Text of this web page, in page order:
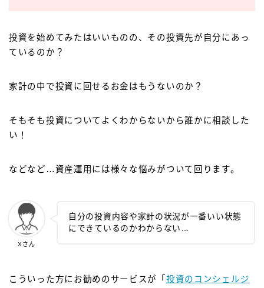
投資を始めてみたはいいものの、その投資先が自分にあっ
ているのか？
家計の中で投資に回せるお金はもうないのか？
そもそも投資についてよくわからないから誰かに相談した
い！
などなど…資産運用には様々な悩みがついて回ります。
Xさん
自分の投資内容や家計の状況が一番いい状態
にできているのかわからない…
こういった方にお勧めのサービスが「 投資のコンシェルジ